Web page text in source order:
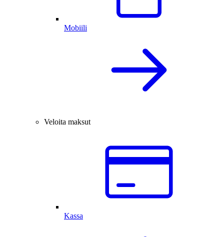
Mobiili
Veloita maksut
Kassa